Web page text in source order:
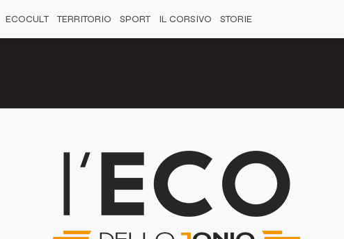
ECOCULT TERRITORIO SPORT IL CORSIVO STORIE